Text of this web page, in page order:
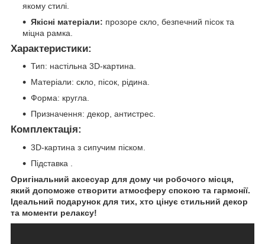
якому стилі.
Якісні матеріали: прозоре скло, безпечний пісок та
міцна рамка.
Характеристики:
Тип: настільна 3D-картина.
Матеріали: скло, пісок, рідина.
Форма: кругла.
Призначення: декор, антистрес.
Комплектація:
3D-картина з сипучим піском.
Підставка .
Оригінальний аксесуар для дому чи робочого місця,
який допоможе створити атмосферу спокою та гармонії.
Ідеальний подарунок для тих, хто цінує стильний декор
та моменти релаксу!